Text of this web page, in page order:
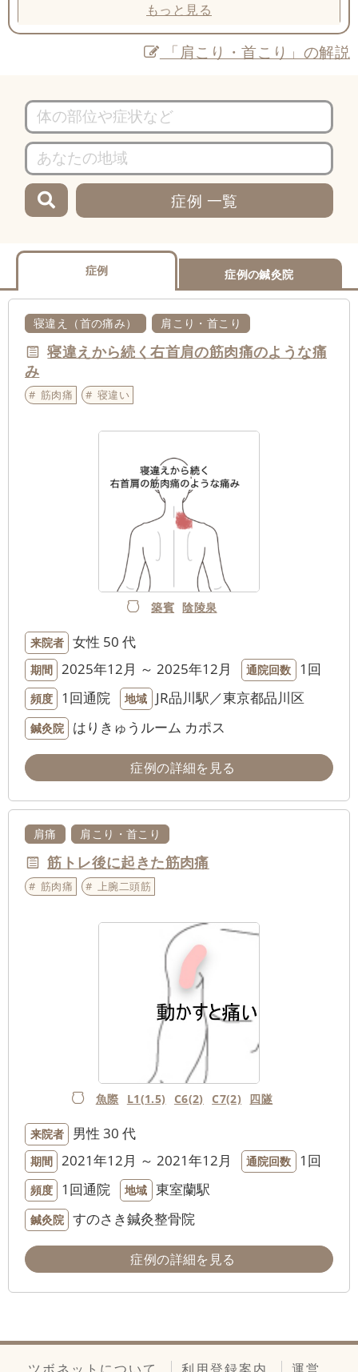
もっと見る
「肩こり・首こり」の解説
症例 一覧
症例 症例の鍼灸院
寝違え（首の痛み） 肩こり・首こり
寝違えから続く右首肩の筋肉痛のような痛
み
筋肉痛 寝違い
築賓 陰陵泉
来院者 女性 50 代
期間 2025年12月 ～ 2025年12月 通院回数 1回
頻度 1回通院 地域 JR品川駅／東京都品川区
鍼灸院 はりきゅうルーム カポス
症例の詳細を見る
肩痛 肩こり・首こり
筋トレ後に起きた筋肉痛
筋肉痛 上腕二頭筋
魚際 L1(1.5) C6(2) C7(2) 四隧
来院者 男性 30 代
期間 2021年12月 ～ 2021年12月 通院回数 1回
頻度 1回通院 地域 東室蘭駅
鍼灸院 すのさき鍼灸整骨院
症例の詳細を見る
ツボネットについて 利用登録案内 運営